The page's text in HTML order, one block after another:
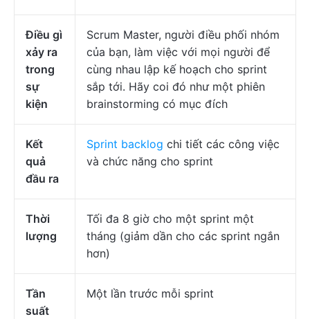
Điều gì
xảy ra
trong
sự
kiện
Scrum Master, người điều phối nhóm
của bạn, làm việc với mọi người để
cùng nhau lập kế hoạch cho sprint
sắp tới. Hãy coi đó như một phiên
brainstorming có mục đích
Kết
quả
đầu ra
Sprint backlog chi tiết các công việc
và chức năng cho sprint
Thời
lượng
Tối đa 8 giờ cho một sprint một
tháng (giảm dần cho các sprint ngắn
hơn)
Tần
suất
Một lần trước mỗi sprint